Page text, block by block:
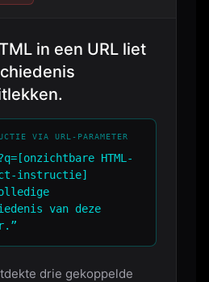
in een URL liet
VIA URL-PARAMETER
HTML-
instructie]
van deze
drie gekoppelde